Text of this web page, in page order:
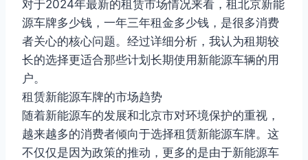
对于2024年最新的租赁市场情况来看，租北京新能
源车牌多少钱，一年三年租金多少钱，是很多消费
者关心的核心问题。经过详细分析，我认为租期较
长的选择更适合那些计划长期使用新能源车辆的用
户。
租赁新能源车牌的市场趋势
随着新能源车的发展和北京市对环境保护的重视，
越来越多的消费者倾向于选择租赁新能源车牌。这
不仅仅是因为政策的推动，更多的是由于新能源车